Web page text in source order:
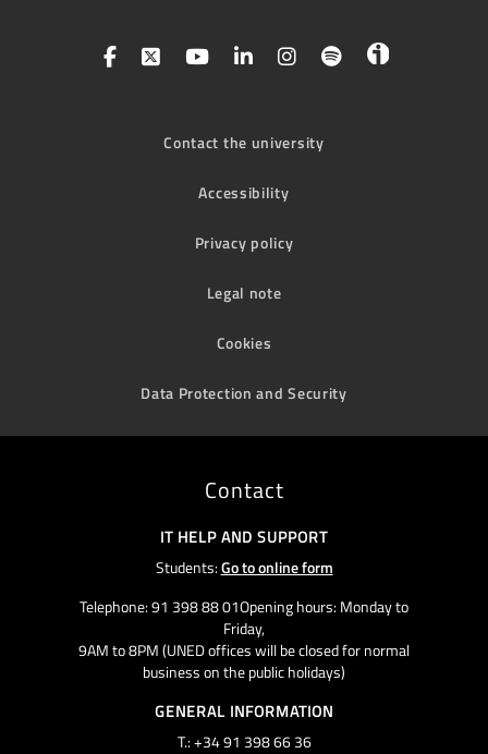
Contact the university
Accessibility
Privacy policy
Legal note
Cookies
Data Protection and Security
Contact
IT HELP AND SUPPORT
Students:Go to online form
Telephone: 91 398 88 01Opening hours: Monday to
Friday,
9AM to 8PM (UNED offices will be closed for normal
business on the public holidays)
GENERAL INFORMATION
T.: +34 91 398 66 36